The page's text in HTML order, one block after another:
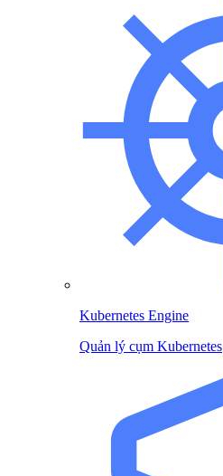
Kubernetes Engine
Quản lý cụm Kubernetes